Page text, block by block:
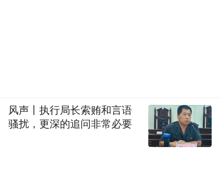
风声丨执行局长索贿和言语
骚扰，更深的追问非常必要